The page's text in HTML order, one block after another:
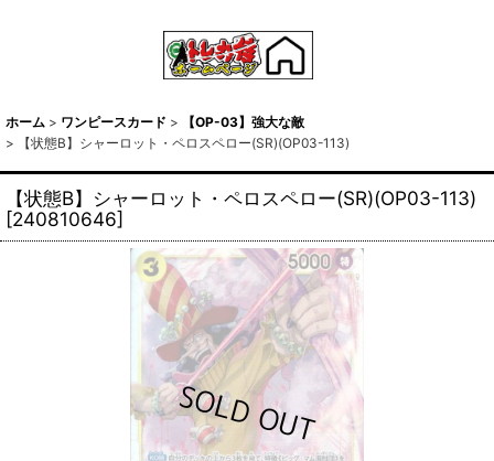
ホーム > ワンピースカード >
【OP-03】強大な敵
>
【状態B】シャーロット・ペロスペロー(SR)(OP03-113)
【状態B】シャーロット・ペロスペロー(SR)(OP03-113)
[240810646]